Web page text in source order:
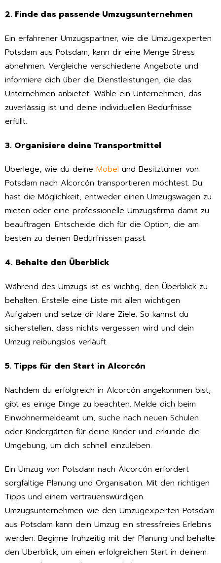
2. Finde das passende Umzugsunternehmen
Ein erfahrener Umzugspartner, wie die Umzugexperten
Potsdam aus Potsdam, kann dir eine Menge Stress
abnehmen. Vergleiche verschiedene Angebote und
informiere dich über die Dienstleistungen, die das
Unternehmen anbietet. Wähle ein Unternehmen, das
zuverlässig ist und deine individuellen Bedürfnisse
erfüllt.
3. Organisiere deine Transportmittel
Überlege, wie du deine Möbel und Besitztümer von
Potsdam nach Alcorcón transportieren möchtest. Du
hast die Möglichkeit, entweder einen Umzugswagen zu
mieten oder eine professionelle Umzugsfirma damit zu
beauftragen. Entscheide dich für die Option, die am
besten zu deinen Bedürfnissen passt.
4. Behalte den Überblick
Während des Umzugs ist es wichtig, den Überblick zu
behalten. Erstelle eine Liste mit allen wichtigen
Aufgaben und setze dir klare Ziele. So kannst du
sicherstellen, dass nichts vergessen wird und dein
Umzug reibungslos verläuft.
5. Tipps für den Start in Alcorcón
Nachdem du erfolgreich in Alcorcón angekommen bist,
gibt es einige Dinge zu beachten. Melde dich beim
Einwohnermeldeamt um, suche nach neuen Schulen
oder Kindergärten für deine Kinder und erkunde die
Umgebung, um dich schnell einzuleben.
Ein Umzug von Potsdam nach Alcorcón erfordert
sorgfältige Planung und Organisation. Mit den richtigen
Tipps und einem vertrauenswürdigen
Umzugsunternehmen wie den Umzugexperten Potsdam
aus Potsdam kann dein Umzug ein stressfreies Erlebnis
werden. Beginne frühzeitig mit der Planung und behalte
den Überblick, um einen erfolgreichen Start in deinem